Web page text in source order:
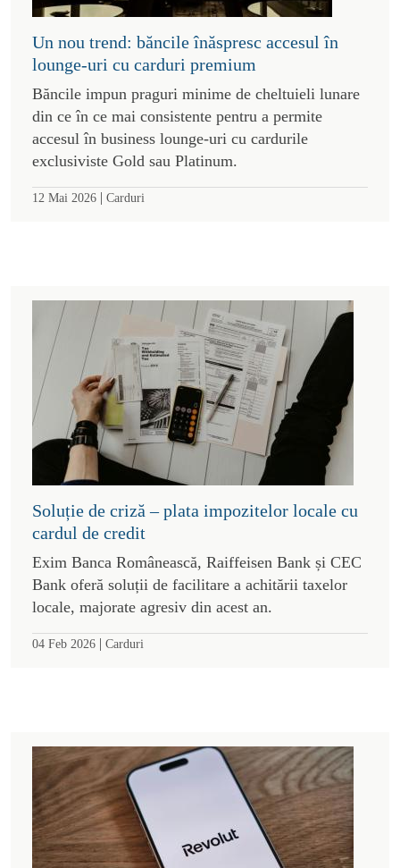
Un nou trend: băncile înăspresc accesul în
lounge-uri cu carduri premium
Băncile impun praguri minime de cheltuieli lunare
din ce în ce mai consistente pentru a permite
accesul în business lounge-uri cu cardurile
exclusiviste Gold sau Platinum.
12 Mai 2026 | Carduri
Soluție de criză – plata impozitelor locale cu
cardul de credit
Exim Banca Românească, Raiffeisen Bank și CEC
Bank oferă soluții de facilitare a achitării taxelor
locale, majorate agresiv din acest an.
04 Feb 2026 | Carduri